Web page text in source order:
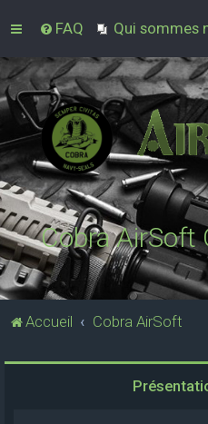
FAQ Qui sommes
Cobra AirSoft
Accueil Cobra AirSoft